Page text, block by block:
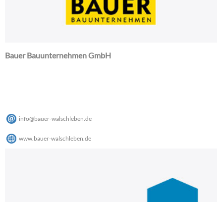
Bauer Bauunternehmen GmbH
info@bauer-walschleben.de
www.bauer-walschleben.de